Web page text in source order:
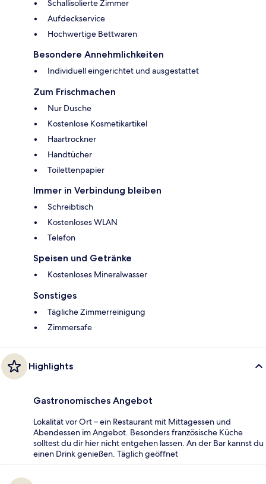
Schallisolierte Zimmer
Aufdeckservice
Hochwertige Bettwaren
Besondere Annehmlichkeiten
Individuell eingerichtet und ausgestattet
Zum Frischmachen
Nur Dusche
Kostenlose Kosmetikartikel
Haartrockner
Handtücher
Toilettenpapier
Immer in Verbindung bleiben
Schreibtisch
Kostenloses WLAN
Telefon
Speisen und Getränke
Kostenloses Mineralwasser
Sonstiges
Tägliche Zimmerreinigung
Zimmersafe
Highlights
Gastronomisches Angebot
Lokalität vor Ort – ein Restaurant mit Mittagessen und
Abendessen im Angebot. Besonders französische Küche
solltest du dir hier nicht entgehen lassen. An der Bar kannst du
einen Drink genießen. Täglich geöffnet